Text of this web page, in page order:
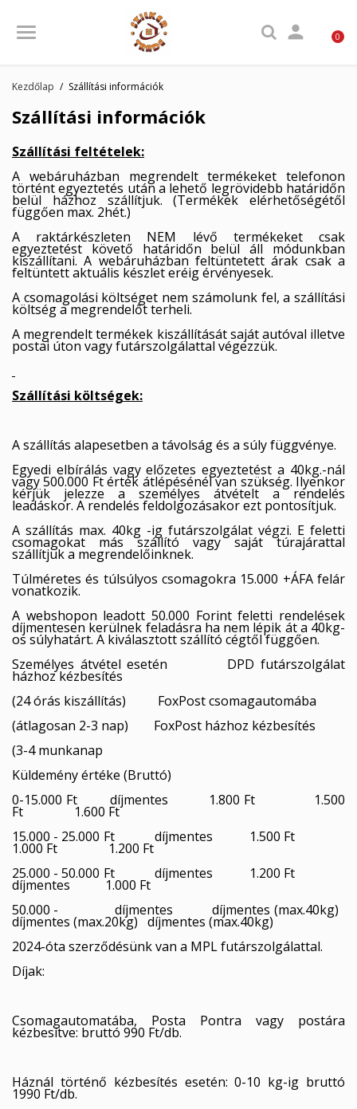
 0
Kezdőlap Szállítási információk
Szállítási információk
Szállítási feltételek:
A webáruházban megrendelt termékeket telefonon
történt egyeztetés után a lehető legrövidebb határidőn
belül házhoz szállítjuk. (Termékek elérhetőségétől
függően max. 2hét.)
A raktárkészleten NEM lévő termékeket csak
egyeztetést követő határidőn belül áll módunkban
kiszállítani. A webáruházban feltüntetett árak csak a
feltüntett aktuális készlet eréig érvényesek.
A csomagolási költséget nem számolunk fel, a szállítási
költség a megrendelőt terheli.
A megrendelt termékek kiszállítását saját autóval illetve
postai úton vagy futárszolgálattal végezzük.
Szállítási költségek:
A szállítás alapesetben a távolság és a súly függvénye.
Egyedi elbírálás vagy előzetes egyeztetést a 40kg.-nál
vagy 500.000 Ft érték átlépésénél van szükség. Ilyenkor
kérjük jelezze a személyes átvételt a rendelés
leadáskor. A rendelés feldolgozásakor ezt pontosítjuk.
A szállítás max. 40kg -ig futárszolgálat végzi. E feletti
csomagokat más szállító vagy saját túrajárattal
szállítjuk a megrendelőinknek.
Túlméretes és túlsúlyos csomagokra 15.000 +ÁFA felár
vonatkozik.
A webshopon leadott 50.000 Forint feletti rendelések
díjmentesen kerülnek feladásra ha nem lépik át a 40kg-
os súlyhatárt. A kiválasztott szállító cégtől függően.
Személyes átvétel esetén DPD futárszolgálat
házhoz kézbesítés
(24 órás kiszállítás) FoxPost csomagautomába
(átlagosan 2-3 nap) FoxPost házhoz kézbesítés
(3-4 munkanap
Küldemény értéke (Bruttó)
0-15.000 Ft díjmentes 1.800 Ft 1.500
Ft 1.600 Ft
15.000 - 25.000 Ft díjmentes 1.500 Ft
1.000 Ft 1.200 Ft
25.000 - 50.000 Ft díjmentes 1.200 Ft
díjmentes 1.000 Ft
50.000 - díjmentes díjmentes (max.40kg)
díjmentes (max.20kg) díjmentes (max.40kg)
2024-óta szerződésünk van a MPL futárszolgálattal.
Díjak:
Csomagautomatába, Posta Pontra vagy postára
kézbesítve: bruttó 990 Ft/db.
Háznál történő kézbesítés esetén: 0-10 kg-ig bruttó
1990 Ft/db.